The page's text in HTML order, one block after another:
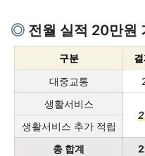
전월 실적 20만원
구분
대중교통
생활서비스
생활서비스 추가 적립
총 합계